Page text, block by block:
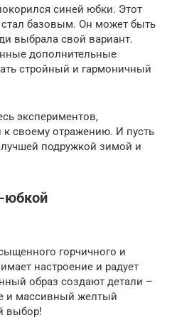
синей юбки. Этот
стал базовым. Он может быть
выбрала свой вариант.
дополнительные
стройный и гармоничный
экспериментов,
к своему отражению. И пусть
подружкой зимой и
юбкой
горчичного и
настроение и радует
образ создают детали –
и массивный желтый
выбор!